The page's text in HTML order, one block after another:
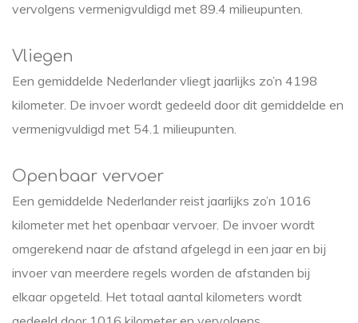
vervolgens vermenigvuldigd met 89.4 milieupunten.
Vliegen
Een gemiddelde Nederlander vliegt jaarlijks zo’n 4198
kilometer. De invoer wordt gedeeld door dit gemiddelde en
vermenigvuldigd met 54.1 milieupunten.
Openbaar vervoer
Een gemiddelde Nederlander reist jaarlijks zo’n 1016
kilometer met het openbaar vervoer. De invoer wordt
omgerekend naar de afstand afgelegd in een jaar en bij
invoer van meerdere regels worden de afstanden bij
elkaar opgeteld. Het totaal aantal kilometers wordt